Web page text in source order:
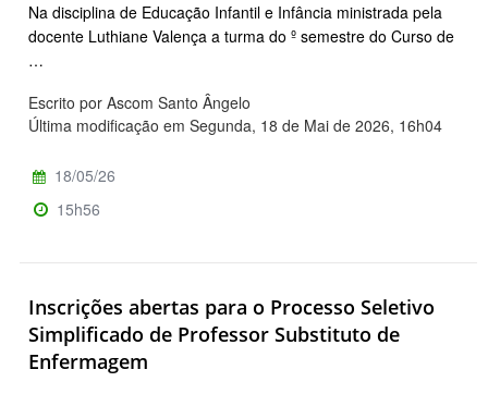
Na disciplina de Educação Infantil e Infância ministrada pela
docente Luthiane Valença a turma do º semestre do Curso de
…
Escrito por Ascom Santo Ângelo
Última modificação em Segunda, 18 de Mai de 2026, 16h04
18/05/26
15h56
Inscrições abertas para o Processo Seletivo
Simplificado de Professor Substituto de
Enfermagem